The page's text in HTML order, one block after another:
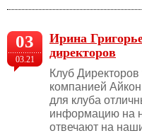
03
03.21
Ирина
директоров
Клуб Директоров
компанией
для клуба
информацию на
отвечают на